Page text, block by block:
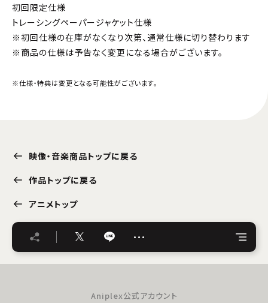
初回限定仕様
トレーシングペーパージャケット仕様
※初回仕様の在庫がなくなり次第、通常仕様に切り替わります
※商品の仕様は予告なく変更になる場合がございます。
※仕様・特典は変更となる可能性がございます。
映像・音楽商品トップに戻る
作品トップに戻る
アニメトップ
…
Aniplex公式アカウント